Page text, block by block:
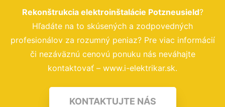
Rekonštrukcia elektroinštalácie Potzneusield?
Hľadáte na to skúsených a zodpovedných
profesionálov za rozumný peniaz? Pre viac informácií
či nezáväznú cenovú ponuku nás neváhajte
kontaktovať – www.i-elektrikar.sk.
KONTAKTUJTE NÁS